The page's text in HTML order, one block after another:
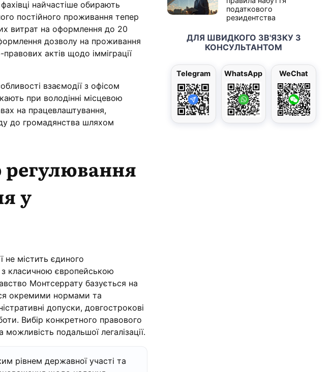
найчастіше обирають
постійного проживання тепер
витрат на оформлення до 20
дозволу на проживання
актів щодо імміграції
взаємодії з офісом
при володінні місцевою
на працевлаштування,
до громадянства шляхом
регулювання
у
не містить єдиного
класичною європейською
Монтсеррату базується на
окремими нормами та
допуски, довгострокові
Вибір конкретного правового
подальшої легалізації.
рівнем державної участі та
податкового
резидентства
ДЛЯ ШВИДКОГО ЗВ'ЯЗКУ З
КОНСУЛЬТАНТОМ
Telegram WhatsApp WeChat